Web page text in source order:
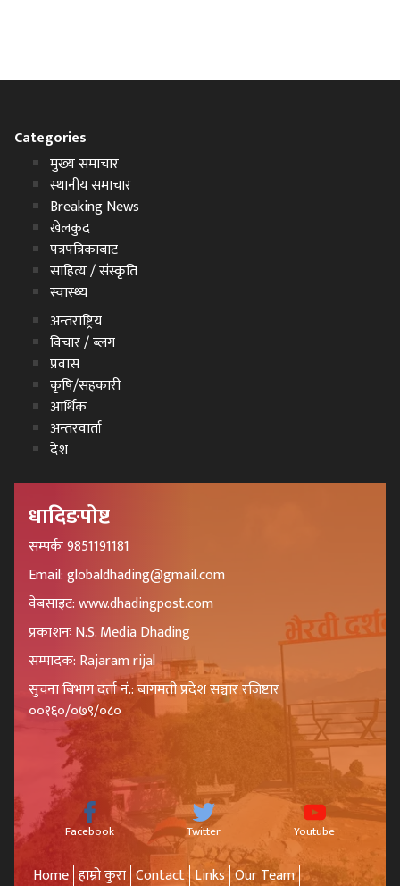
Categories
मुख्य समाचार
स्थानीय समाचार
Breaking News
खेलकुद
पत्रपत्रिकाबाट
साहित्य / संस्कृति
स्वास्थ्य
अन्तराष्ट्रिय
विचार / ब्लग
प्रवास
कृषि/सहकारी
आर्थिक
अन्तरवार्ता
देश
धादिङपोष्ट
सम्पर्कः 9851191181
Email: globaldhading@gmail.com
वेबसाइट: www.dhadingpost.com
प्रकाशनः N.S. Media Dhading
सम्पादक: Rajaram rijal
सुचना बिभाग दर्ता नं.: बागमती प्रदेश सञ्चार रजिष्टार
००१६०/०७९/०८०
Facebook Twitter Youtube
Home हाम्रो कुरा Contact Links Our Team